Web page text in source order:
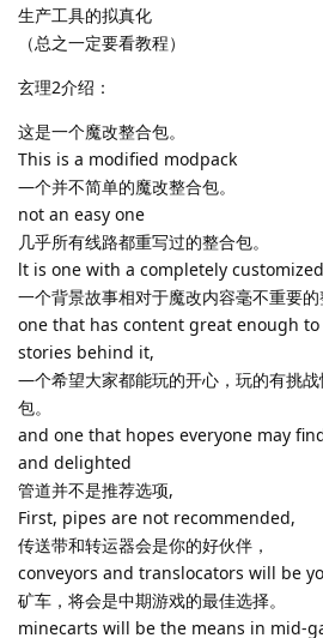
生产工具的拟真化
（总之一定要看教程）
玄理2介绍：
这是一个魔改整合包。
This is a modified modpack
—个并不简单的魔改整合包。
not an easy one
几乎所有线路都重写过的整合包。
lt is one with a completely
一个背景故事相对于魔改内容毫不重要的
one that has content great enough
stories behind it,
—个希望大家都能玩的开心，玩的有挑
包。
and one that hopes everyone may
and delighted
管道并不是推荐选项,
First, pipes are not recommended,
传送带和转运器会是你的好伙伴，
conveyors and translocators will be
矿车，将会是中期游戏的最佳选择。
minecarts will be the means in mid-